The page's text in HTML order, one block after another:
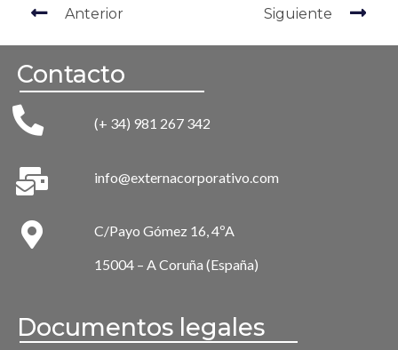
Anterior Siguiente
Contacto
(+ 34) 981 267 342
info@externacorporativo.com
C/Payo Gómez 16, 4ºA
15004 – A Coruña (España)
Documentos legales